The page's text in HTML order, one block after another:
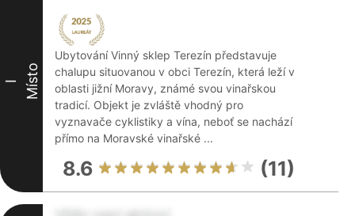
I Místo
Ubytování Vinný sklep Terezín představuje
chalupu situovanou v obci Terezín, která leží v
oblasti jižní Moravy, známé svou vinařskou
tradicí. Objekt je zvláště vhodný pro
vyznavače cyklistiky a vína, neboť se nachází
přímo na Moravské vinařské ...
8.6 (11)